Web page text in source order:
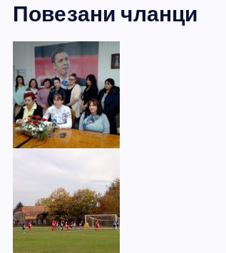
c
e
b
o
o
k
ss
e
n
g
er
itt
er
er at ss
Повезани чланци